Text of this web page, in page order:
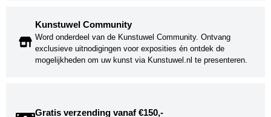
Kunstuwel Community
Word onderdeel van de Kunstuwel Community. Ontvang
exclusieve uitnodigingen voor exposities én ontdek de
mogelijkheden om uw kunst via Kunstuwel.nl te presenteren.
Gratis verzending vanaf €150,-